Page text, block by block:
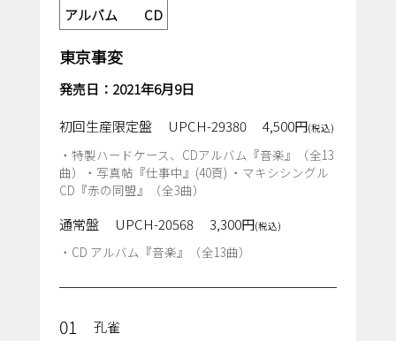
アルバム CD
東京事変
発売日：2021年6月9日
初回生産限定盤
UPCH-29380 4,500円(税込)
・特製ハードケース、CDアルバム『音楽』（全13
曲）・写真帖『仕事中』(40頁) ・マキシシングル
CD『赤の同盟』（全3曲）
通常盤 UPCH-20568 3,300円(税込)
・CD アルバム『音楽』（全13曲）
01
孔雀